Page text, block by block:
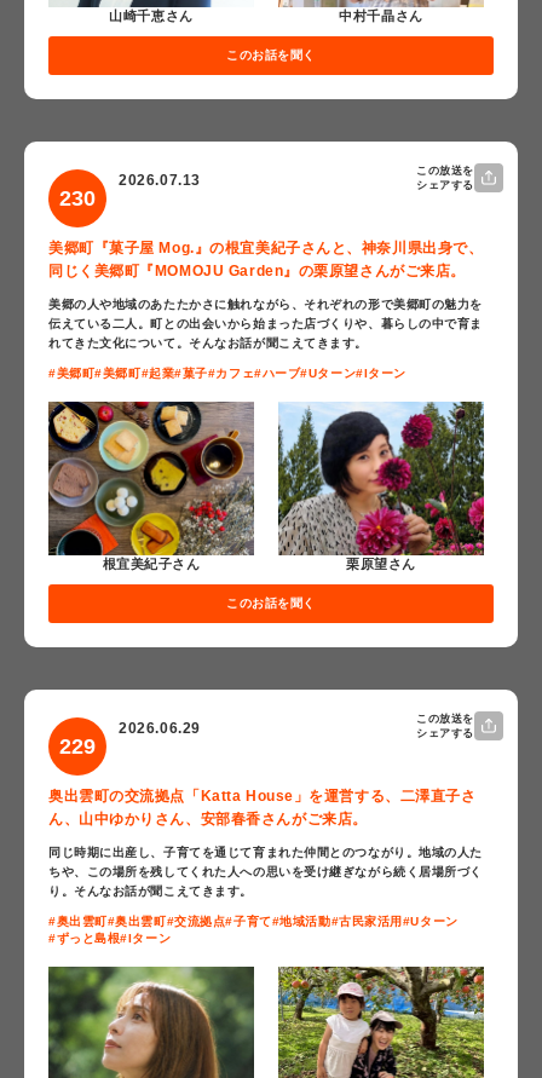
このお話を聞く
山崎千恵さん 中村千晶さん
230
2026.07.13
美郷町『菓子屋 Mog.』の根宜美紀子さんと、神奈川県出身で、
同じく美郷町『MOMOJU Garden』の栗原望さんがご来店。
美郷の人や地域のあたたかさに触れながら、それぞれの形で美郷町の魅力を
伝えている二人。町との出会いから始まった店づくりや、暮らしの中で育ま
れてきた文化について。そんなお話が聞こえてきます。
#美郷町#美郷町#起業#菓子#カフェ#ハーブ#Uターン#Iターン
このお話を聞く
根宜美紀子さん 栗原望さん
この放送を
シェアする
229
2026.06.29
奥出雲町の交流拠点「Katta House」を運営する、二澤直子さ
ん、山中ゆかりさん、安部春香さんがご来店。
同じ時期に出産し、子育てを通じて育まれた仲間とのつながり。地域の人た
ちや、この場所を残してくれた人への思いを受け継ぎながら続く居場所づく
り。そんなお話が聞こえてきます。
#奥出雲町#奥出雲町#交流拠点#子育て#地域活動#古民家活用#Uターン
#ずっと島根#Iターン
この放送を
シェアする